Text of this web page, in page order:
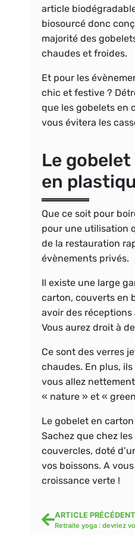
article
biosourcé donc
majorité des
chaudes et froides.
Et pour les
chic et festive ?
que les gobelets en
vous évitera les
Le
en
Que ce soit pour
pour une utilisation
de la restauration
évènements privés.
Il existe une large
carton, couverts en
avoir des
Vous aurez droit à
Ce sont des verres
chaudes. En plus,
vous allez
« nature » et «
Le gobelet en
Sachez que chez
couvercles, doté
vos boissons. A
croissance verte !
ARTICLE PRÉCÉDENT
Retraite yoga : devriez